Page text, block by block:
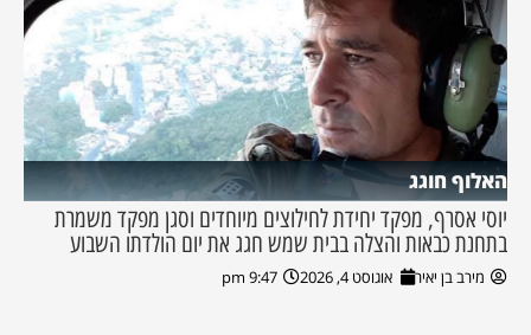
האלוף חוגג
יוסי אסרף, מפקד יחידת לחילוצים מיוחדים וסגן מפקד משמרת
בתחנת כבאות והצלה בבית שמש חגג את יום הולדתו השבוע
מירב בן יאיר אוגוסט 4, 2026 9:47 pm